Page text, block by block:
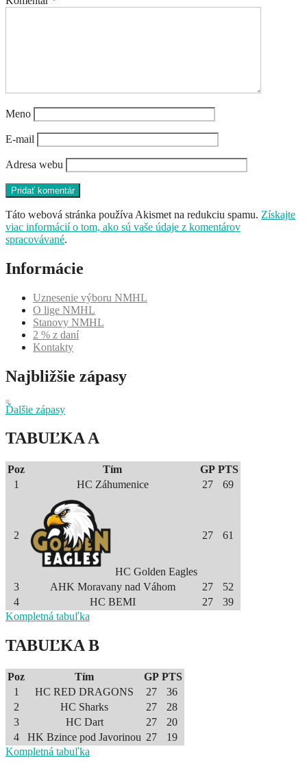
Meno
E-mail
Adresa webu
Táto webová stránka používa Akismet na redukciu spamu. Získajte
viac informácií o tom, ako sú vaše údaje z komentárov
spracovávané.
Informácie
Uznesenie výboru NMHL
O lige NMHL
Stanovy NMHL
2 % z daní
Kontakty
Najbližšie zápasy
Ďalšie zápasy
TABUĽKA A
Poz Tím GP PTS
1
HC Záhumenice 27 69
2
HC Golden Eagles
27 61
3 AHK Moravany nad Váhom 27
52
4
HC BEMI 27
39
Kompletná tabuľka
TABUĽKA B
Poz Tím GP PTS
1
HC RED DRAGONS 27
36
2
HC Sharks 27
28
3
HC Dart 27
20
4
HK Bzince pod Javorinou 27
19
Kompletná tabuľka